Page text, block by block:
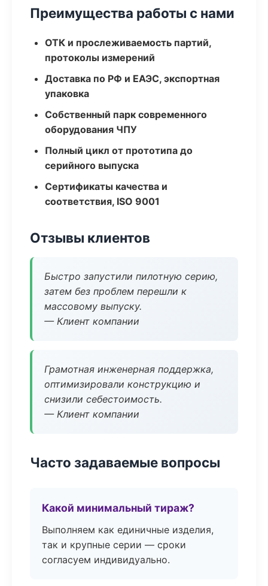
Преимущества работы с нами
ОТК и прослеживаемость партий,
протоколы измерений
Доставка по РФ и ЕАЭС, экспортная
упаковка
Собственный парк современного
оборудования ЧПУ
Полный цикл от прототипа до
серийного выпуска
Сертификаты качества и
соответствия, ISO 9001
Отзывы клиентов
Быстро запустили пилотную серию,
затем без проблем перешли к
массовому выпуску.
— Клиент компании
Грамотная инженерная поддержка,
оптимизировали конструкцию и
снизили себестоимость.
— Клиент компании
Часто задаваемые вопросы
Какой минимальный тираж?
Выполняем как единичные изделия,
так и крупные серии — сроки
согласуем индивидуально.